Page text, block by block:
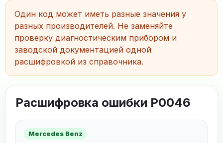
Один код может иметь разные значения у
разных производителей. Не заменяйте
проверку диагностическим прибором и
заводской документацией одной
расшифровкой из справочника.
Расшифровка ошибки P0046
Mercedes Benz